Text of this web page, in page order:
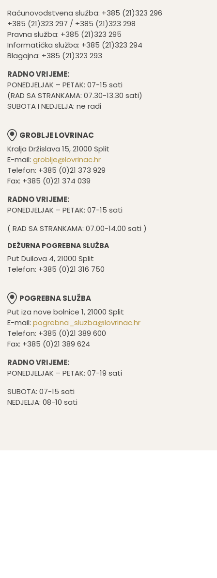
Računovodstvena služba: +385 (21)323 296
+385 (21)323 297 / +385 (21)323 298
Pravna služba: +385 (21)323 295
Informatička služba: +385 (21)323 294
Blagajna: +385 (21)323 293
RADNO VRIJEME:
PONEDJELJAK – PETAK: 07-15 sati
(RAD SA STRANKAMA: 07.30-13.30 sati)
SUBOTA I NEDJELJA: ne radi
GROBLJE LOVRINAC
Kralja Držislava 15, 21000 Split
E-mail: groblje@lovrinac.hr
Telefon: +385 (0)21 373 929
Fax: +385 (0)21 374 039
RADNO VRIJEME:
PONEDJELJAK – PETAK: 07-15 sati
( RAD SA STRANKAMA: 07.00-14.00 sati )
DEŽURNA POGREBNA SLUŽBA
Put Duilova 4, 21000 Split
Telefon: +385 (0)21 316 750
POGREBNA SLUŽBA
Put iza nove bolnice 1, 21000 Split
E-mail: pogrebna_sluzba@lovrinac.hr
Telefon: +385 (0)21 389 600
Fax: +385 (0)21 389 624
RADNO VRIJEME:
PONEDJELJAK – PETAK: 07-19 sati
SUBOTA: 07-15 sati
NEDJELJA: 08-10 sati